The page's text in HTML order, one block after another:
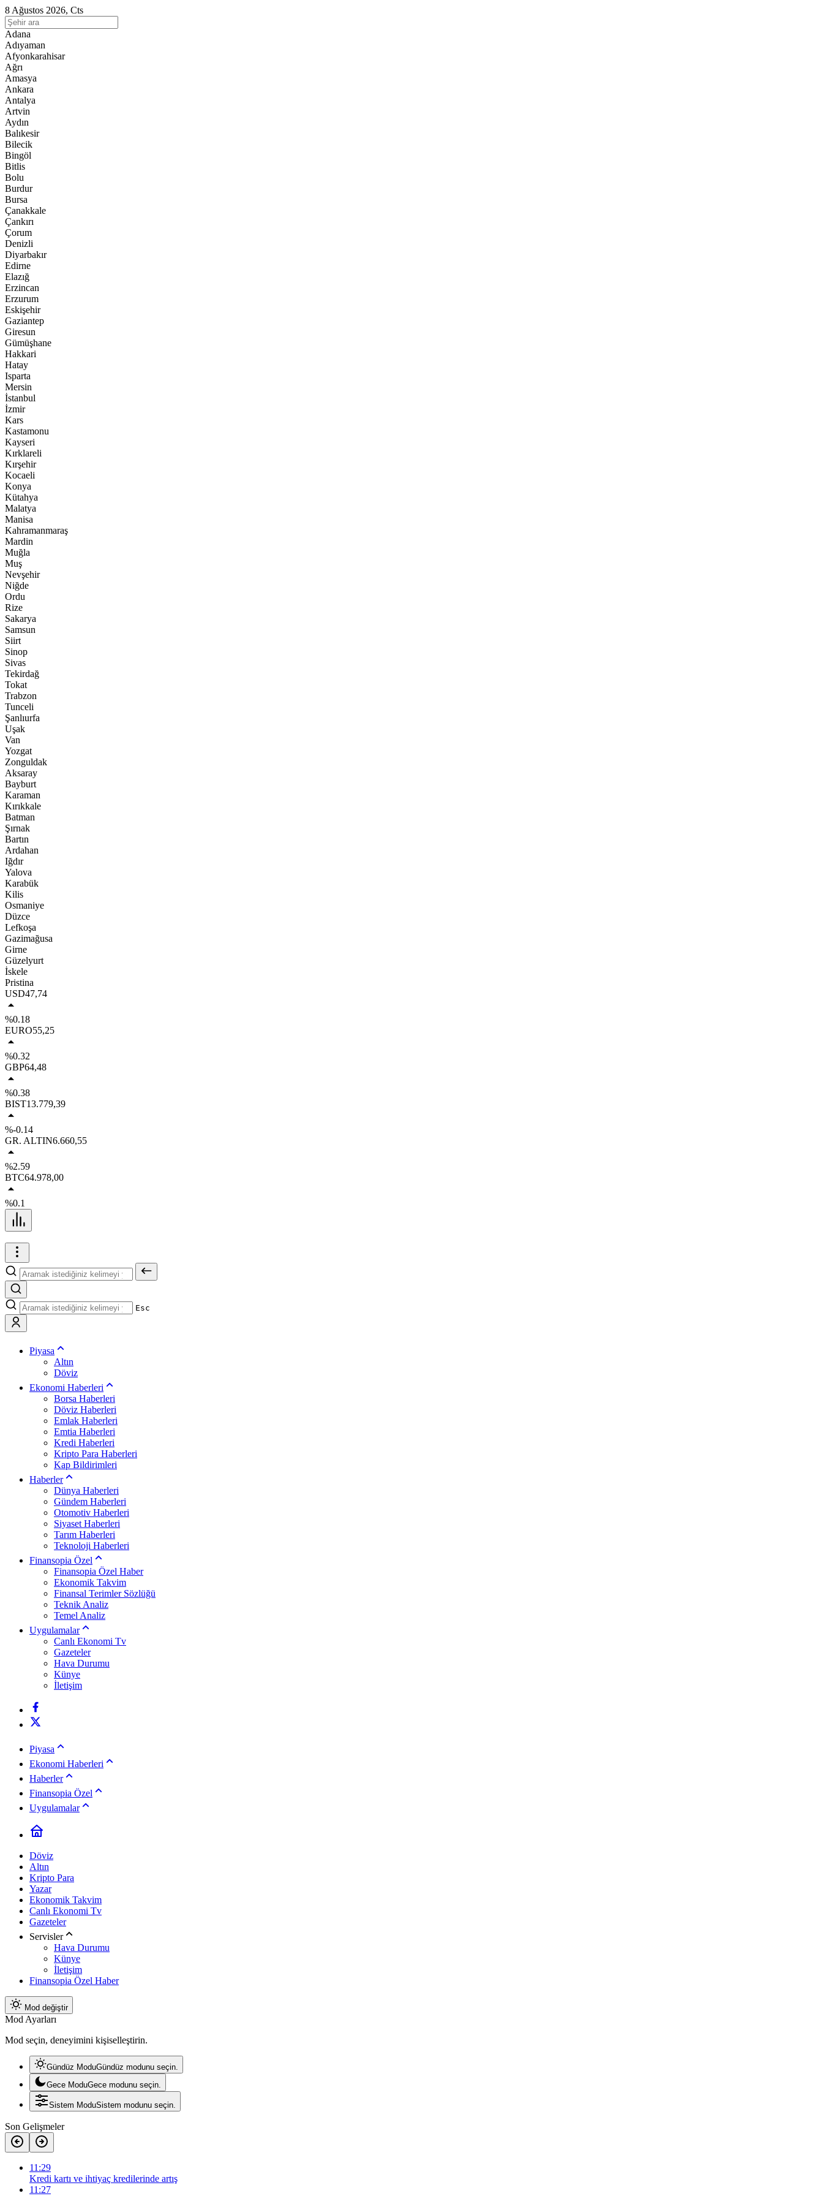
8 Ağustos 2026, Cts
Adana
Adıyaman
Afyonkarahisar
Ağrı
Amasya
Ankara
Antalya
Artvin
Aydın
Balıkesir
Bilecik
Bingöl
Bitlis
Bolu
Burdur
Bursa
Çanakkale
Çankırı
Çorum
Denizli
Diyarbakır
Edirne
Elazığ
Erzincan
Erzurum
Eskişehir
Gaziantep
Giresun
Gümüşhane
Hakkari
Hatay
Isparta
Mersin
İstanbul
İzmir
Kars
Kastamonu
Kayseri
Kırklareli
Kırşehir
Kocaeli
Konya
Kütahya
Malatya
Manisa
Kahramanmaraş
Mardin
Muğla
Muş
Nevşehir
Niğde
Ordu
Rize
Sakarya
Samsun
Siirt
Sinop
Sivas
Tekirdağ
Tokat
Trabzon
Tunceli
Şanlıurfa
Uşak
Van
Yozgat
Zonguldak
Aksaray
Bayburt
Karaman
Kırıkkale
Batman
Şırnak
Bartın
Ardahan
Iğdır
Yalova
Karabük
Kilis
Osmaniye
Düzce
Lefkoşa
Gazimağusa
Girne
Güzelyurt
İskele
Pristina
USD47,74
%0.18
EURO55,25
%0.32
GBP64,48
%0.38
BIST13.779,39
%-0.14
GR. ALTIN6.660,55
%2.59
BTC64.978,00
%0.1
Esc
Piyasa
Altın
Döviz
Ekonomi Haberleri
Borsa Haberleri
Döviz Haberleri
Emlak Haberleri
Emtia Haberleri
Kredi Haberleri
Kripto Para Haberleri
Kap Bildirimleri
Haberler
Dünya Haberleri
Gündem Haberleri
Otomotiv Haberleri
Siyaset Haberleri
Tarım Haberleri
Teknoloji Haberleri
Finansopia Özel
Finansopia Özel Haber
Ekonomik Takvim
Finansal Terimler Sözlüğü
Teknik Analiz
Temel Analiz
Uygulamalar
Canlı Ekonomi Tv
Gazeteler
Hava Durumu
Künye
İletişim
Piyasa
Ekonomi Haberleri
Haberler
Finansopia Özel
Uygulamalar
Döviz
Altın
Kripto Para
Yazar
Ekonomik Takvim
Canlı Ekonomi Tv
Gazeteler
Servisler
Hava Durumu
Künye
İletişim
Finansopia Özel Haber
Mod değiştir
Mod Ayarları
Mod seçin, deneyimini kişiselleştirin.
Gündüz ModuGündüz modunu seçin.
Gece ModuGece modunu seçin.
Sistem ModuSistem modunu seçin.
Son Gelişmeler
11:29
Kredi kartı ve ihtiyaç kredilerinde artış
11:27